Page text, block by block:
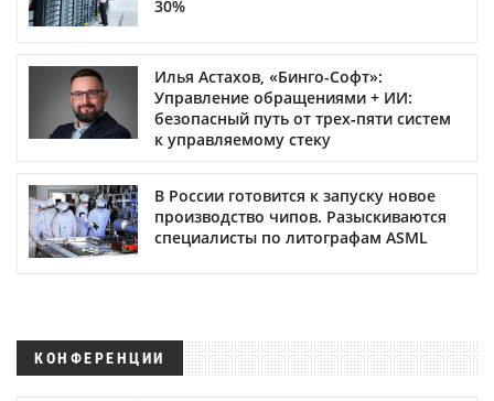
30%
Илья Астахов, «Бинго-Софт»:
Управление обращениями + ИИ:
безопасный путь от трех‑пяти систем
к управляемому стеку
В России готовится к запуску новое
производство чипов. Разыскиваются
специалисты по литографам ASML
КОНФЕРЕНЦИИ